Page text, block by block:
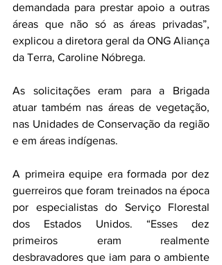
demandada para prestar apoio a outras
áreas que não só as áreas privadas”,
explicou a diretora geral da ONG Aliança
da Terra, Caroline Nóbrega.
As solicitações eram para a Brigada
atuar também nas áreas de vegetação,
nas Unidades de Conservação da região
e em áreas indígenas.
A primeira equipe era formada por dez
guerreiros que foram treinados na época
por especialistas do Serviço Florestal
dos Estados Unidos. “Esses dez
primeiros eram realmente
desbravadores que iam para o ambiente